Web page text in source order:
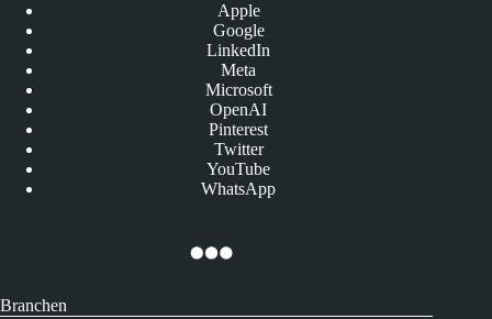
Apple
Google
LinkedIn
Meta
Microsoft
OpenAI
Pinterest
Twitter
YouTube
WhatsApp
Branchen